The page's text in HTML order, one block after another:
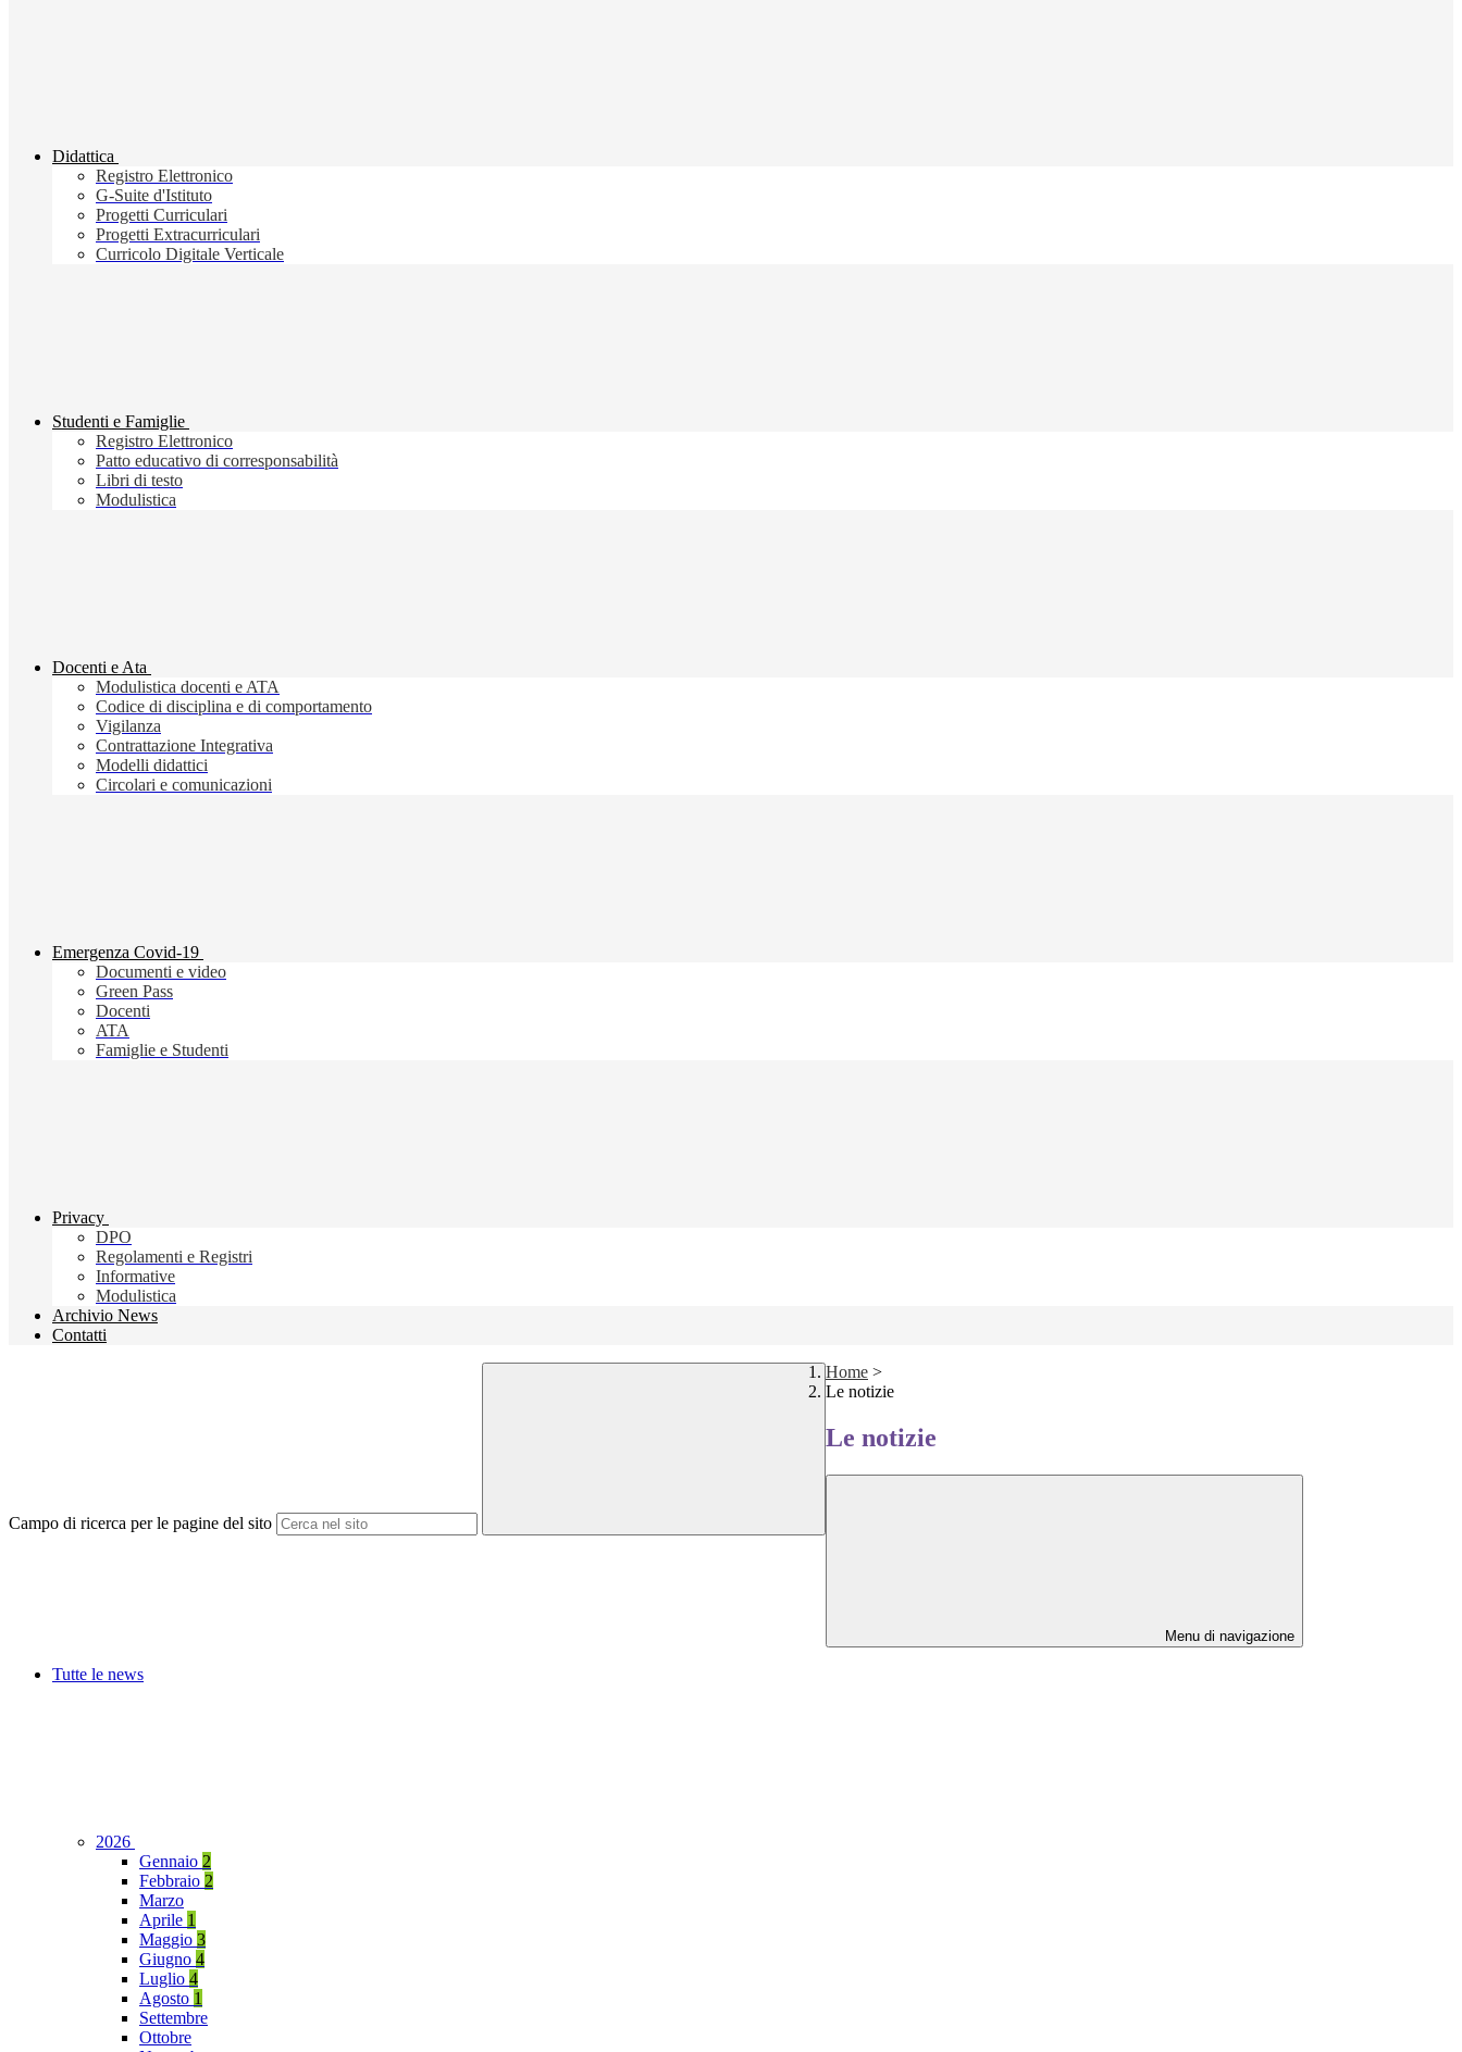
Didattica
Registro Elettronico
G-Suite d'Istituto
Progetti Curriculari
Progetti Extracurriculari
Curricolo Digitale Verticale
Studenti e Famiglie
Registro Elettronico
Patto educativo di corresponsabilità
Libri di testo
Modulistica
Docenti e Ata
Modulistica docenti e ATA
Codice di disciplina e di comportamento
Vigilanza
Contrattazione Integrativa
Modelli didattici
Circolari e comunicazioni
Emergenza Covid-19
Documenti e video
Green Pass
Docenti
ATA
Famiglie e Studenti
Privacy
DPO
Regolamenti e Registri
Informative
Modulistica
Archivio News
Contatti
Campo di ricerca per le pagine del sito
Home >
Le notizie
Le notizie
Menu di navigazione
Tutte le news
2026
Gennaio 2
Febbraio 2
Marzo
Aprile 1
Maggio 3
Giugno 4
Luglio 4
Agosto 1
Settembre
Ottobre